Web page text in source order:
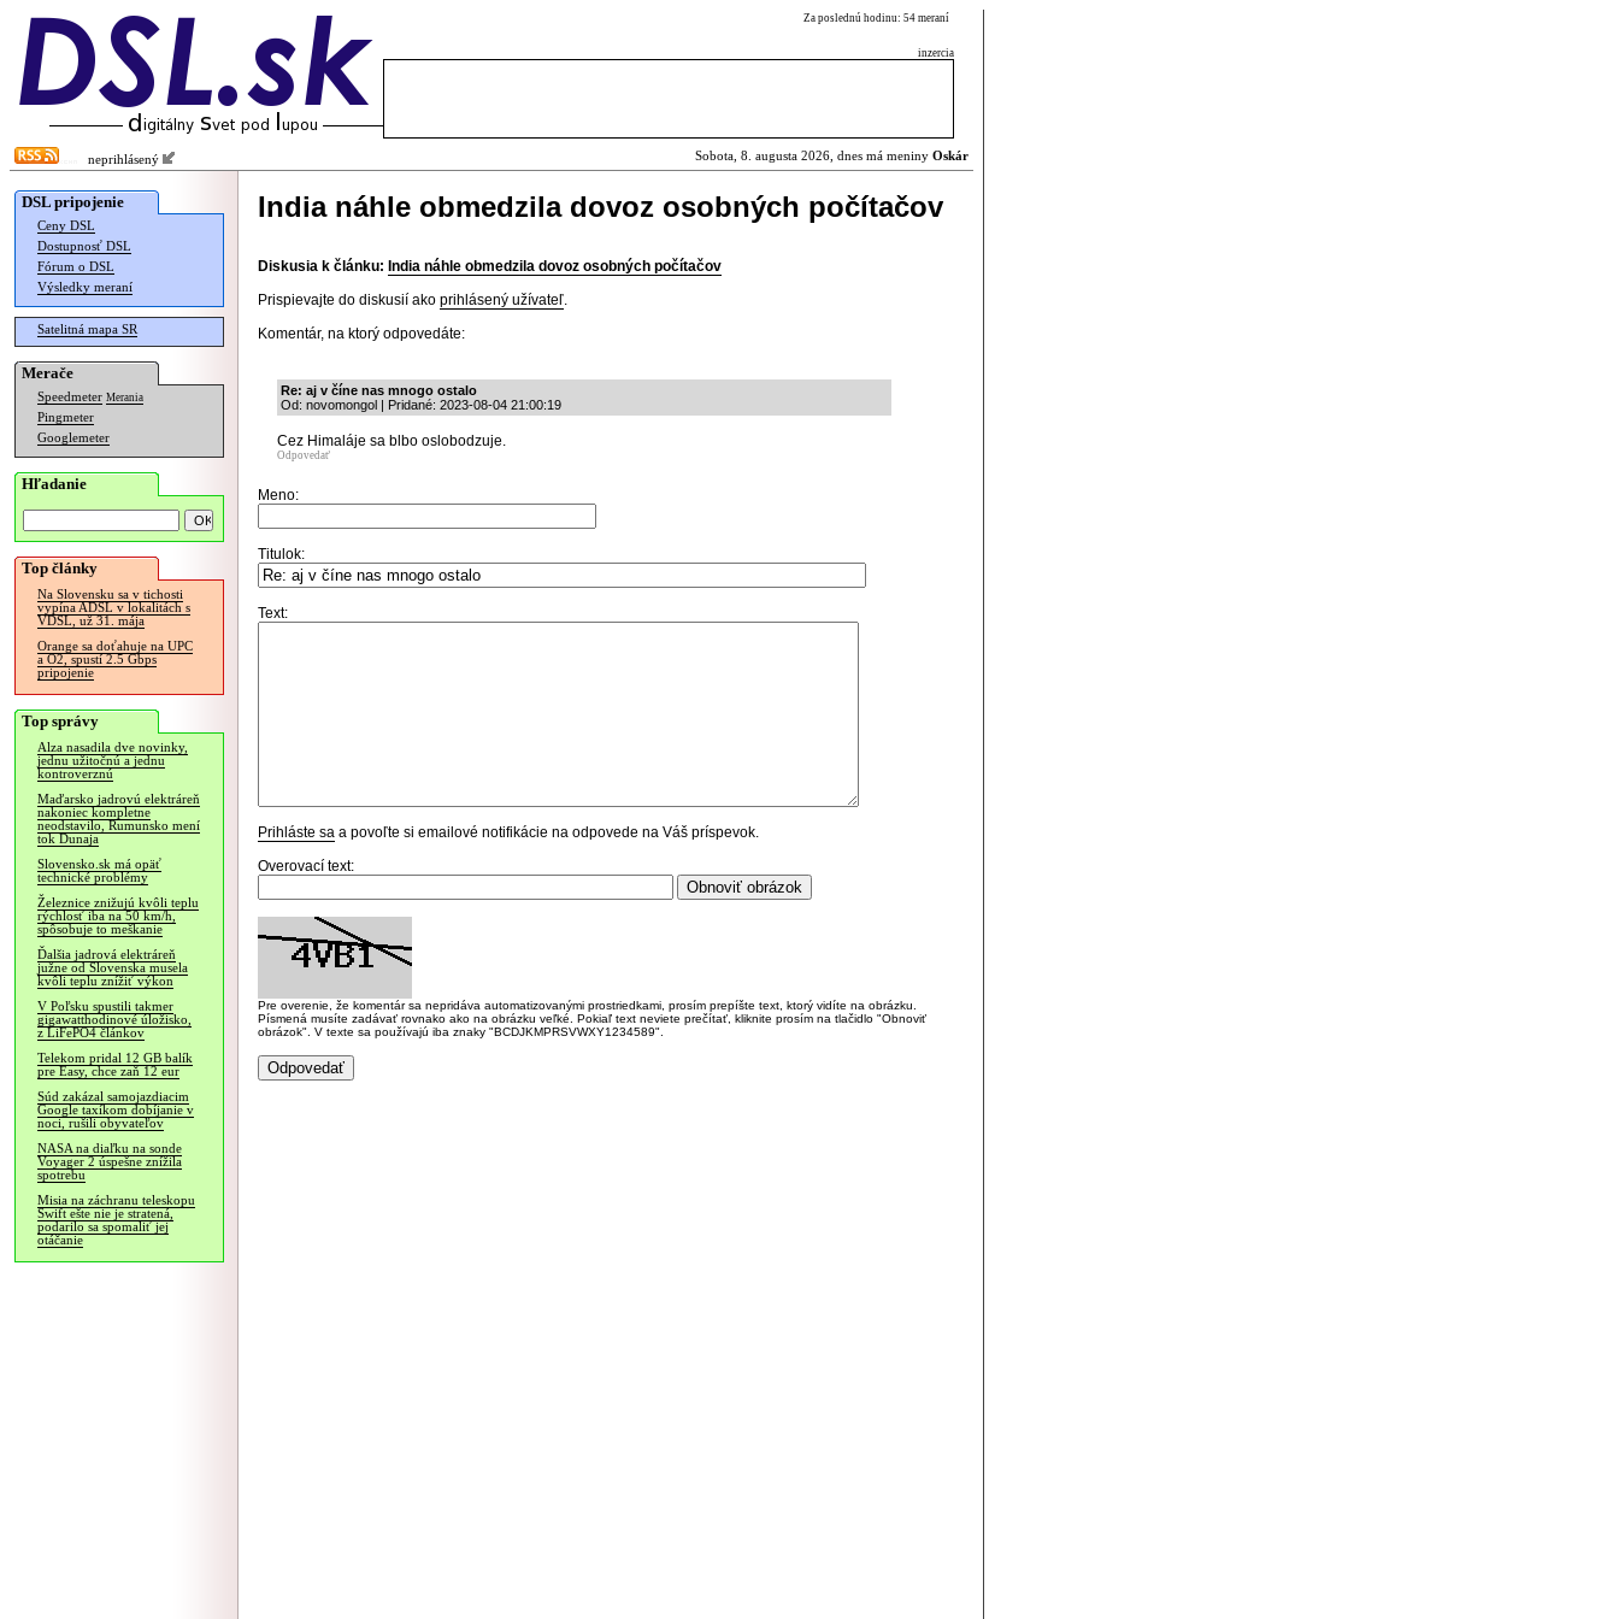
Za poslednú hodinu: 54 meraní
inzercia
neprihlásený Sobota, 8. augusta 2026, dnes má meniny Oskár
DSL pripojenie
Ceny DSL
Dostupnosť DSL
Fórum o DSL
Výsledky meraní
Satelitná mapa SR
Merače
Speedmeter Merania
Pingmeter
Googlemeter
Hľadanie
Top články
Na Slovensku sa v tichosti
vypína ADSL v lokalitách s
VDSL, už 31. mája
Orange sa doťahuje na UPC
a O2, spustí 2.5 Gbps
pripojenie
Top správy
Alza nasadila dve novinky,
jednu užitočnú a jednu
kontroverznú
Maďarsko jadrovú elektráreň
nakoniec kompletne
neodstavilo, Rumunsko mení
tok Dunaja
Slovensko.sk má opäť
technické problémy
Železnice znižujú kvôli teplu
rýchlosť iba na 50 km/h,
spôsobuje to meškanie
Ďalšia jadrová elektráreň
južne od Slovenska musela
kvôli teplu znížiť výkon
V Poľsku spustili takmer
gigawatthodinové úložisko,
z LiFePO4 článkov
Telekom pridal 12 GB balík
pre Easy, chce zaň 12 eur
Súd zakázal samojazdiacim
Google taxíkom dobíjanie v
noci, rušili obyvateľov
NASA na diaľku na sonde
Voyager 2 úspešne znížila
spotrebu
Misia na záchranu teleskopu
Swift ešte nie je stratená,
podarilo sa spomaliť jej
otáčanie
India náhle obmedzila dovoz osobných počítačov
Diskusia k článku: India náhle obmedzila dovoz osobných počítačov
Prispievajte do diskusií ako prihlásený užívateľ.
Komentár, na ktorý odpovedáte:
Re: aj v číne nas mnogo ostalo
Od: novomongol | Pridané: 2023-08-04 21:00:19
Cez Himaláje sa blbo oslobodzuje.
Odpovedať
Meno:
Titulok:
Text:
Prihláste sa a povoľte si emailové notifikácie na odpovede na Váš príspevok.
Overovací text:
Pre overenie, že komentár sa nepridáva automatizovanými prostriedkami, prosím prepíšte text, ktorý vidíte na obrázku.
Písmená musíte zadávať rovnako ako na obrázku veľké. Pokiaľ text neviete prečítať, kliknite prosím na tlačidlo "Obnoviť
obrázok". V texte sa používajú iba znaky "BCDJKMPRSVWXY1234589".